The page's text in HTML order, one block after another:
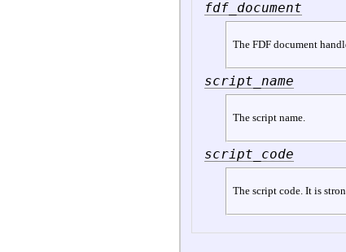
fdf_document
The FDF document
script_name
The script name.
script_code
The script code. It is